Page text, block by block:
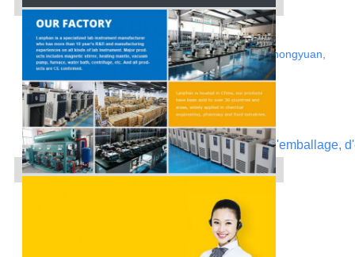
Contactez-nous
pour plus de détails au sujet de prix, d'emballage,
de remise.
Web : http://www.rotovap.cn
Adresse : Route de Jianshe, secteur de Zhongyuan,
Zhengzhou, Henan, Chine